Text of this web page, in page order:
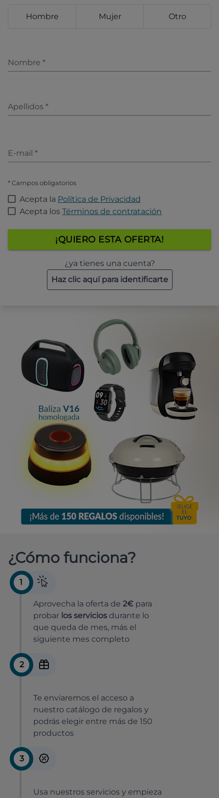
Hombre Mujer Otro
Nombre *
Apellidos *
E-mail *
* Campos obligatorios
Acepta la Política de Privacidad
Acepta los Términos de contratación
¡QUIERO ESTA OFERTA!
¿ya tienes una cuenta?
Haz clic aquí para identificarte
¿Cómo funciona?
1
Aprovecha la oferta de 2€ para
probar los servicios durante lo
que queda de mes, más el
siguiente mes completo
2
Te enviaremos el acceso a
nuestro catálogo de regalos y
podrás elegir entre más de 150
productos
3
Usa nuestros servicios y empieza